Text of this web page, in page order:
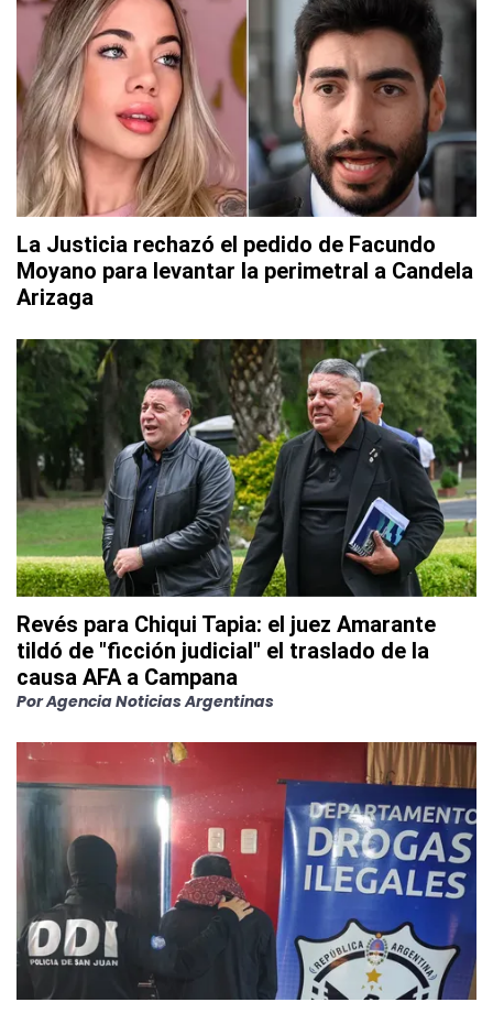
La Justicia rechazó el pedido de Facundo
Moyano para levantar la perimetral a Candela
Arizaga
Revés para Chiqui Tapia: el juez Amarante
tildó de "ficción judicial" el traslado de la
causa AFA a Campana
PorAgencia Noticias Argentinas